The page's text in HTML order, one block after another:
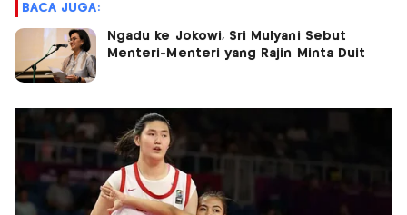
BACA JUGA:
Ngadu ke Jokowi, Sri Mulyani Sebut
Menteri-Menteri yang Rajin Minta Duit